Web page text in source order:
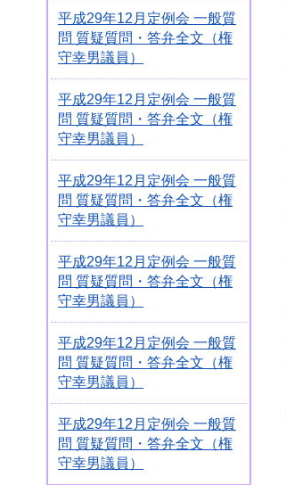
平成29年12月定例会 一般質
問 質疑質問・答弁全文（権
守幸男議員）
平成29年12月定例会 一般質
問 質疑質問・答弁全文（権
守幸男議員）
平成29年12月定例会 一般質
問 質疑質問・答弁全文（権
守幸男議員）
平成29年12月定例会 一般質
問 質疑質問・答弁全文（権
守幸男議員）
平成29年12月定例会 一般質
問 質疑質問・答弁全文（権
守幸男議員）
平成29年12月定例会 一般質
問 質疑質問・答弁全文（権
守幸男議員）